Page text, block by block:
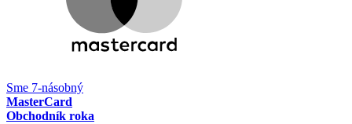
Sme 7-násobný
MasterCard
Obchodník roka